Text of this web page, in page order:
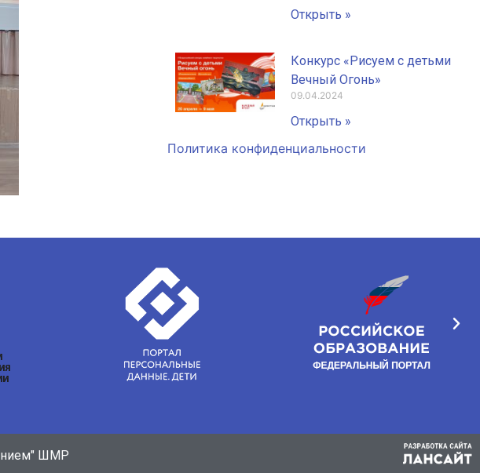
Открыть »
Конкурс «Рисуем с детьми
Вечный Огонь»
09.04.2024
Открыть »
Политика конфиденциальности
ШМР